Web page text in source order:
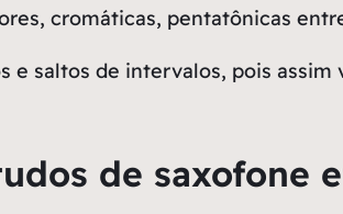
cromáticas, pentatônicas
saltos de intervalos, pois
de saxofone